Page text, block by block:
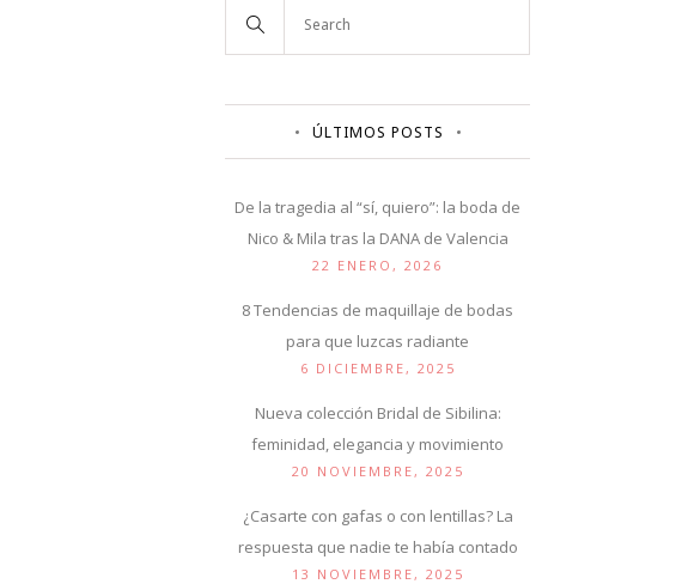
ÚLTIMOS POSTS
De la tragedia al “sí, quiero”: la boda de
Nico & Mila tras la DANA de Valencia
22 ENERO, 2026
8 Tendencias de maquillaje de bodas
para que luzcas radiante
6 DICIEMBRE, 2025
Nueva colección Bridal de Sibilina:
feminidad, elegancia y movimiento
20 NOVIEMBRE, 2025
¿Casarte con gafas o con lentillas? La
respuesta que nadie te había contado
13 NOVIEMBRE, 2025